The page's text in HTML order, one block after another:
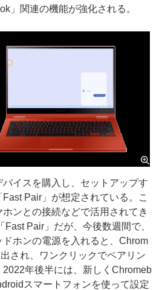
」関連の機能が強化される。
イスを購入し、セットアップす
Pair」が想定されている。こ
ンとの接続などで活用されてき
Pair」だが、今後数週間で、
ドホンの電源を入れると、Chrom
され、ワンクリックでペアリン
年後半には、新しくChromeb
スマートフォンを使って設定